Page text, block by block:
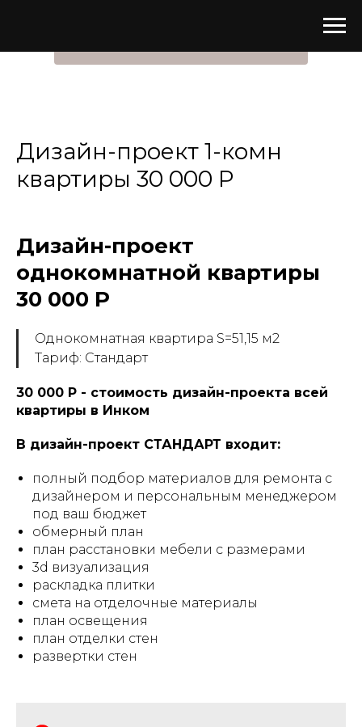
Дизайн-проект 1-комн
квартиры 30 000 Р
Дизайн-проект
однокомнатной квартиры
30 000 Р
Однокомнатная квартира S=51,15 м2
Тариф: Стандарт
30 000 Р - стоимость дизайн-проекта всей
квартиры в Инком
В дизайн-проект СТАНДАРТ входит:
полный подбор материалов для ремонта с
дизайнером и персональным менеджером
под ваш бюджет
обмерный план
план расстановки мебели с размерами
3d визуализация
раскладка плитки
смета на отделочные материалы
план освещения
план отделки стен
развертки стен